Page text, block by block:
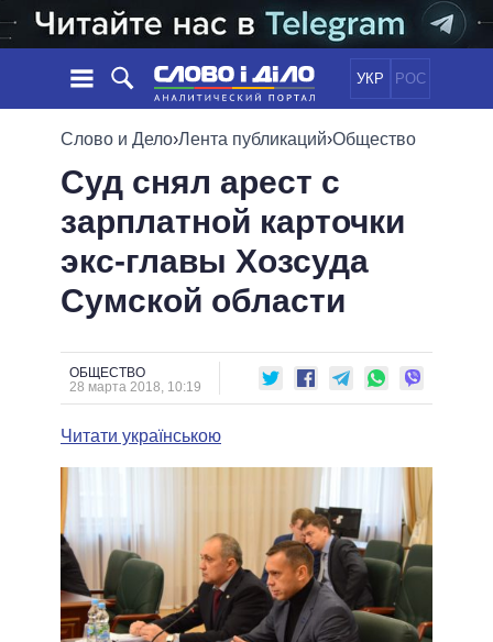
УКР РОС
НОВОСТИ
ЛЕНТА
СОБЫТИЯ
СТАТЬИ
ОБЗОРЫ
ДАЙДЖЕСТЫ
ПОЛИТИКА
ЭКОНОМИКА
ОБЩЕСТВО
ОБЕЩАНИЯ
ПОЛИТИКИ
ВСЕ ПОЛИТИКИ
ПРЕЗИДЕНТ И ОФИС
ВЕРХОВНАЯ РАДА
КАБИНЕТ МИНИСТРОВ
МЭРЫ
ИНФОГРАФИКА
ПОДДЕРЖАТЬ
СРАВНЕНИЕ ПОЛИТИКОВ
Слово и Дело›Лента публикаций›Общество
Суд снял арест с
зарплатной карточки
экс-главы Хозсуда
Сумской области
ОБЩЕСТВО
28 марта 2018, 10:19
Читати українською